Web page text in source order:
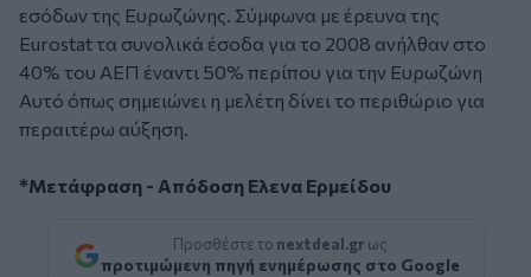
εσόδων της Ευρωζώνης. Σύμφωνα με έρευνα της
Eurostat τα συνολικά έσοδα για το 2008 ανήλθαν στο
40% του ΑΕΠ έναντι 50% περίπου για την Ευρωζώνη
Αυτό όπως σημειώνει η μελέτη δίνει το περιθώριο για
περαιτέρω αύξηση.
*Μετάφραση - Απόδοση Ελενα Ερμείδου
Προσθέστε το nextdeal.gr ως
προτιμώμενη πηγή ενημέρωσης στο Google